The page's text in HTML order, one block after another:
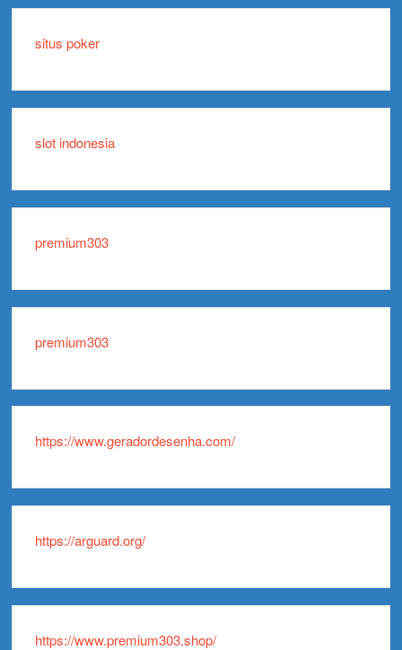
situs poker
slot indonesia
premium303
premium303
https://www.geradordesenha.com/
https://arguard.org/
https://www.premium303.shop/